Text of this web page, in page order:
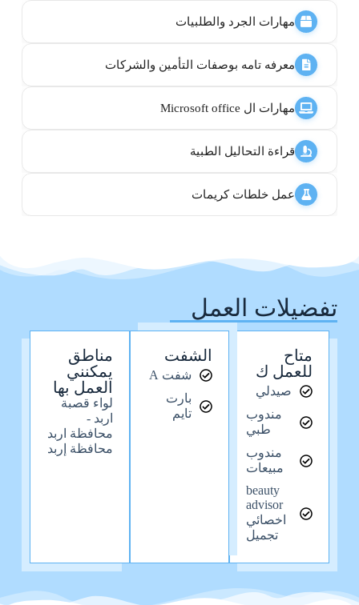
مهارات الجرد والطلبيات
معرفه تامه بوصفات التأمين والشركات
مهارات ال Microsoft office
قراءة التحاليل الطبية
عمل خلطات كريمات
تفضيلات العمل
متاح
للعمل ك
صيدلي
مندوب
طبي
مندوب
مبيعات
beauty
advisor
اخصائي
تجميل
الشفت
شفت A
بارت
تايم
مناطق
يمكنني
العمل بها
لواء قصبة
اربد -
محافظة اربد
محافظة إربد